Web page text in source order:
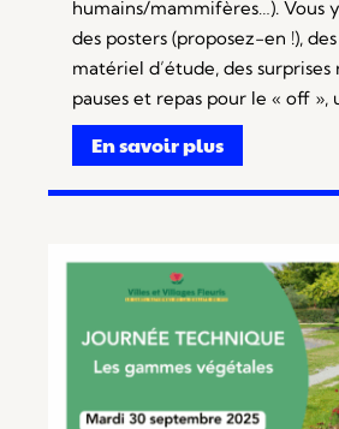
humains/mammifères…). Vous
des posters (proposez-en !),
matériel d’étude, des surprises
pauses et repas pour le « off »,
En savoir plus